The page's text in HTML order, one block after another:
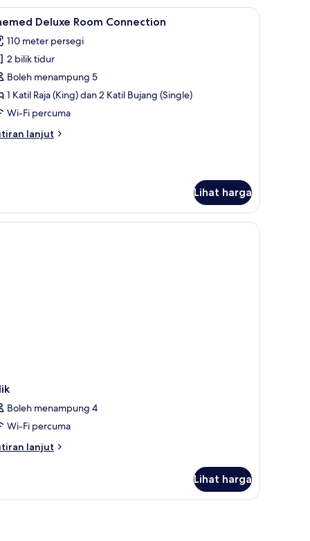
komputer riba Bar mini, peti besi dalam bilik, ruang kerja
12 Deluxe Room Connection
110 meter persegi
2 bilik tidur
Boleh menampung 5
1 Katil Raja (King) dan 2 Katil Bujang (Single)
Wi-Fi percuma
lanjut
Lihat harga
komputer riba
Boleh menampung 4
Wi-Fi percuma
lanjut
Lihat harga